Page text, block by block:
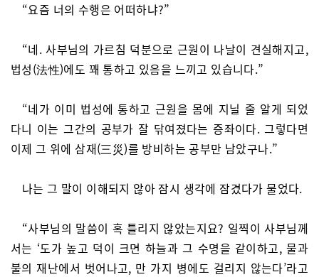
“요즘 너의 수행은 어떠하냐?”
“네. 사부님의 가르침 덕분으로 근원이 나날이 견실해지고,
법성(法性)에도 꽤 통하고 있음을 느끼고 있습니다.”
“네가 이미 법성에 통하고 근원을 몸에 지닐 줄 알게 되었
다니 이는 그간의 공부가 잘 닦여졌다는 증좌이다. 그렇다면
이제 그 위에 삼재(三災)를 방비하는 공부만 남았구나.”
나는 그 말이 이해되지 않아 잠시 생각에 잠겼다가 물었다.
“사부님의 말씀이 혹 틀리지 않았는지요? 일찍이 사부님께
서는 ‘도가 높고 덕이 크면 하늘과 그 수명을 같이하고, 물과
불의 재난에서 벗어나고, 만 가지 병에도 걸리지 않는다’라고